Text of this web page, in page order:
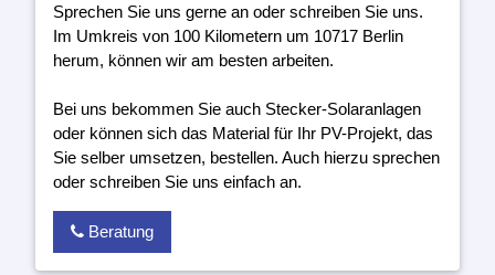
Sprechen Sie uns gerne an oder schreiben Sie uns.
Im Umkreis von 100 Kilometern um 10717 Berlin
herum, können wir am besten arbeiten.
Bei uns bekommen Sie auch Stecker-Solaranlagen
oder können sich das Material für Ihr PV-Projekt, das
Sie selber umsetzen, bestellen. Auch hierzu sprechen
oder schreiben Sie uns einfach an.
Beratung